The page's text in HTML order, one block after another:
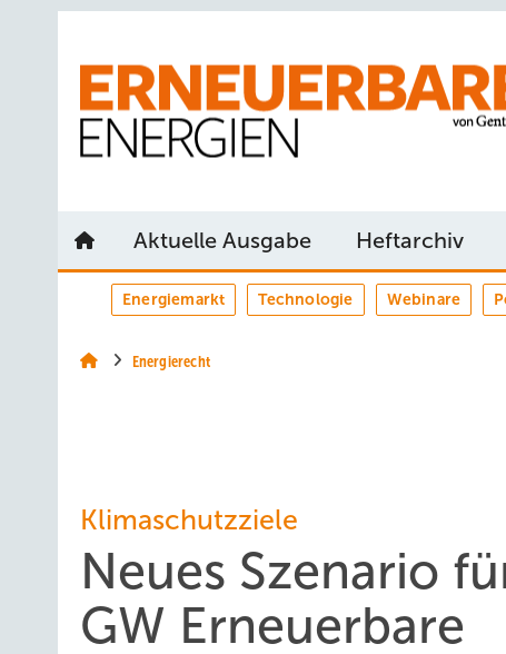
Aktuelle Ausgabe Heftarchiv
Energiemarkt Technologie Webinare
Energierecht
Klimaschutzziele
Neues Szenario
GW Erneuerbare